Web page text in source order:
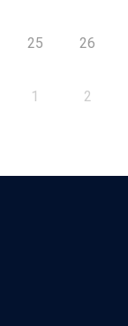
25 26
1 2